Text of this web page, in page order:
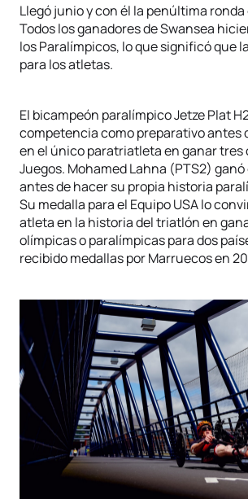
Llegó junio y con él la penúltima ronda
Todos los ganadores de Swansea
los Paralímpicos, lo que significó que
para los atletas.
El bicampeón paralímpico Jetze Plat
competencia como preparativo antes
en el único paratriatleta en ganar tres
Juegos. Mohamed Lahna (PTS2)
antes de hacer su propia historia
Su medalla para el Equipo USA lo
atleta en la historia del triatlón en
olímpicas o paralímpicas para dos
recibido medallas por Marruecos en